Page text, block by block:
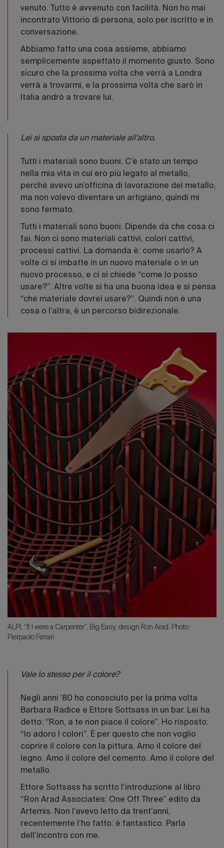
venuto. Tutto è avvenuto con facilità. Non ho mai
incontrato Vittorio di persona, solo per iscritto e in
conversazione.
Abbiamo fatto una cosa assieme, abbiamo
semplicemente aspettato il momento giusto. Sono
sicuro che la prossima volta che verrà a Londra
verrà a trovarmi, e la prossima volta che sarò in
Italia andrò a trovare lui.
Lei si sposta da un materiale all’altro.
Tutti i materiali sono buoni. C’è stato un tempo
nella mia vita in cui ero più legato al metallo,
perché avevo un’officina di lavorazione del metallo,
ma non volevo diventare un artigiano, quindi mi
sono fermato.
Tutti i materiali sono buoni. Dipende da che cosa ci
fai. Non ci sono materiali cattivi, colori cattivi,
processi cattivi. La domanda è: come usarlo? A
volte ci si imbatte in un nuovo materiale o in un
nuovo processo, e ci si chiede “come lo posso
usare?”. Altre volte si ha una buona idea e si pensa
“che materiale dovrei usare?”. Quindi non è una
cosa o l’altra, è un percorso bidirezionale.
ALPI, “If I were a Carpenter”, Big Easy, design Ron Arad. Photo
Pierpaolo Ferrari
Vale lo stesso per il colore?
Negli anni '80 ho conosciuto per la prima volta
Barbara Radice e Ettore Sottsass in un bar. Lei ha
detto: “Ron, a te non piace il colore”. Ho risposto:
“Io adoro I colori”. È per questo che non voglio
coprire il colore con la pittura. Amo il colore del
legno. Amo il colore del cemento. Amo il colore del
metallo.
Ettore Sottsass ha scritto l’introduzione al libro
“Ron Arad Associates: One Off Three” edito da
Artemis. Non l’avevo letto da trent’anni,
recentemente l’ho fatto: è fantastico. Parla
dell’incontro con me.